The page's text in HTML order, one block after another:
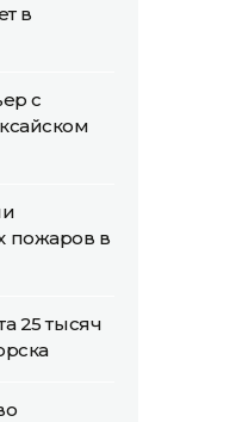
в
с
пожаров в
25 тысяч